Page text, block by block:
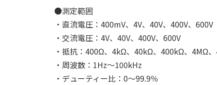
●測定範囲
・直流電圧：400mV、4V、40V、400V、600V
・交流電圧：4V、40V、400V、600V
・抵抗：400Ω、4kΩ、40kΩ、400kΩ、4MΩ
・周波数：1Hz～100kHz
・デューティー比：0～99.9％